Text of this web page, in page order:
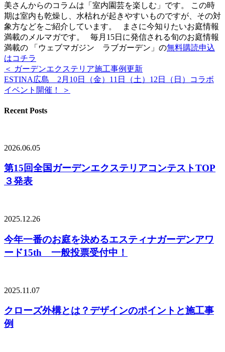
美さんからのコラムは「室内園芸を楽しむ」です。 この時
期は室内も乾燥し、水枯れが起きやすいものですが、その対
象方などをご紹介しています。 まさに今知りたいお庭情報
満載のメルマガです。 毎月15日に発信される旬のお庭情報
満載の 「ウェブマガジン ラブガーデン」の無料購読申込
はコチラ
＜ ガーデンエクステリア施工事例更新
ESTINA広島 2月10日（金）11日（土）12日（日）コラボ
イベント開催！ ＞
Recent Posts
2026.06.05
第15回全国ガーデンエクステリアコンテストTOP
３発表
2025.12.26
今年一番のお庭を決めるエスティナガーデンアワ
ード15th 一般投票受付中！
2025.11.07
クローズ外構とは？デザインのポイントと施工事
例